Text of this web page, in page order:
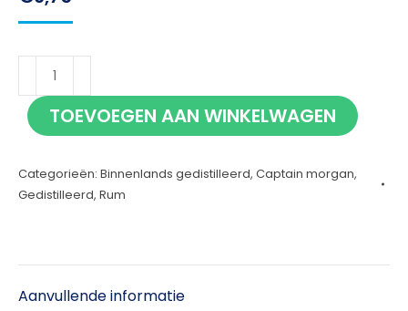
Captain
Morgan
Spiced
20cl
aantal
TOEVOEGEN AAN WINKELWAGEN
Categorieën: Binnenlands gedistilleerd, Captain morgan,
Gedistilleerd, Rum
Aanvullende informatie